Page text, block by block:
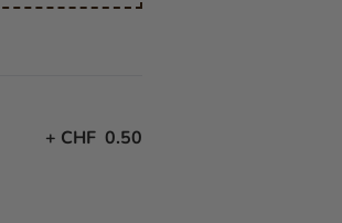
+ CHF 0.50